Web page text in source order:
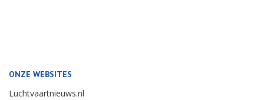
ONZE WEBSITES
Luchtvaartnieuws.nl